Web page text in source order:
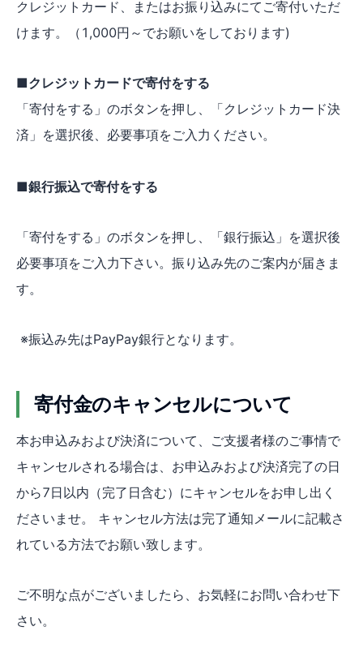
クレジットカード、またはお振り込みにてご寄付いただ
けます。（1,000円～でお願いをしております)
■クレジットカードで寄付をする
「寄付をする」のボタンを押し、「クレジットカード決
済」を選択後、必要事項をご入力ください。
■銀行振込で寄付をする
「寄付をする」のボタンを押し、「銀行振込」を選択後
必要事項をご入力下さい。振り込み先のご案内が届きま
す。
※振込み先はPayPay銀行となります。
寄付金のキャンセルについて
本お申込みおよび決済について、ご支援者様のご事情で
キャンセルされる場合は、お申込みおよび決済完了の日
から7日以内（完了日含む）にキャンセルをお申し出く
ださいませ。 キャンセル方法は完了通知メールに記載さ
れている方法でお願い致します。
ご不明な点がございましたら、お気軽にお問い合わせ下
さい。